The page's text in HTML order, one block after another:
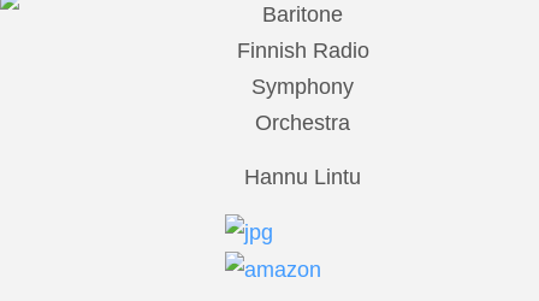
Baritone
Finnish Radio
Symphony
Orchestra
Hannu Lintu